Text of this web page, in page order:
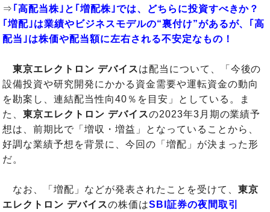
⇒ ｢高配当株｣と｢増配株｣では、どちらに投資すべきか？
｢増配｣は業績やビジネスモデルの“裏付け”があるが、｢高
配当｣は株価や配当額に左右される不安定なもの！
東京エレクトロン デバイスは配当について、「今後の
設備投資や研究開発にかかる資金需要や運転資金の動向
を勘案し、連結配当性向40％を目安」としている。ま
た、東京エレクトロン デバイスの2023年3月期の業績予
想は、前期比で「増収・増益」となっていることから、
好調な業績予想を背景に、今回の「増配」が決まった形
だ。
なお、「増配」などが発表されたことを受けて、 東京
エレクトロン デバイスの株価はSBI証券の夜間取引